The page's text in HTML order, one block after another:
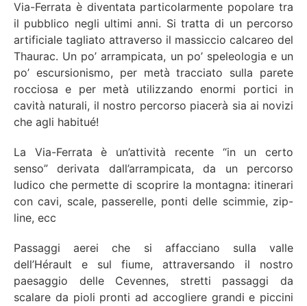
Via-Ferrata è diventata particolarmente popolare tra
il pubblico negli ultimi anni. Si tratta di un percorso
artificiale tagliato attraverso il massiccio calcareo del
Thaurac. Un po’ arrampicata, un po’ speleologia e un
po’ escursionismo, per metà tracciato sulla parete
rocciosa e per metà utilizzando enormi portici in
cavità naturali, il nostro percorso piacerà sia ai novizi
che agli habitué!
La Via-Ferrata è un’attività recente “in un certo
senso” derivata dall’arrampicata, da un percorso
ludico che permette di scoprire la montagna: itinerari
con cavi, scale, passerelle, ponti delle scimmie, zip-
line, ecc
Passaggi aerei che si affacciano sulla valle
dell’Hérault e sul fiume, attraversando il nostro
paesaggio delle Cevennes, stretti passaggi da
scalare da pioli pronti ad accogliere grandi e piccini